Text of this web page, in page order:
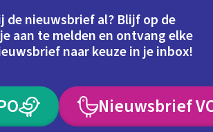
de nieuwsbrief al? Blijf op de
aan te melden en ontvang elke
naar keuze in je inbox!
Nieuwsbrief